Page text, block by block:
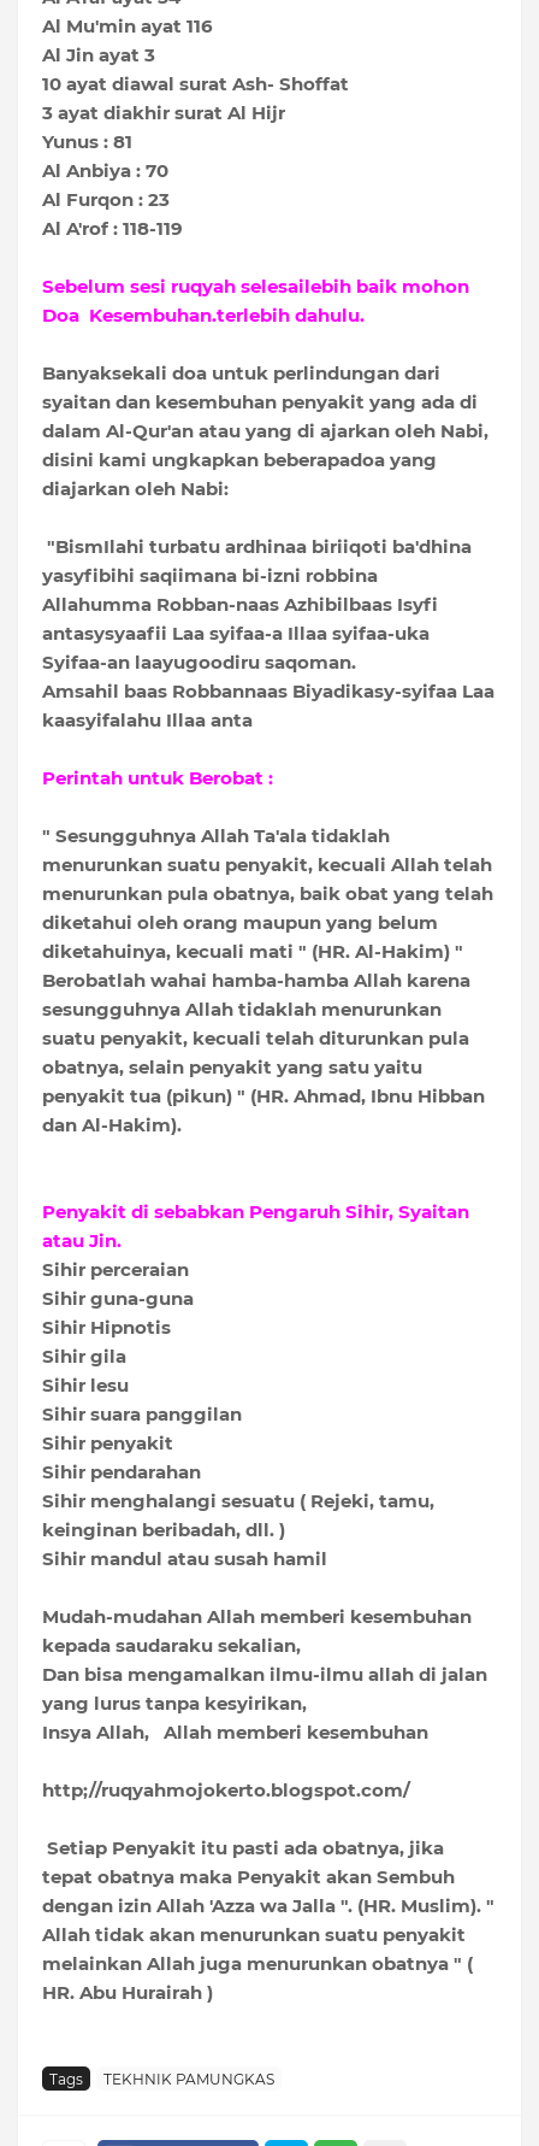
Al Mu'min ayat 116
Al Jin ayat 3
10 ayat diawal surat Ash- Shoffat
3 ayat diakhir surat Al Hijr
Yunus : 81
Al Anbiya : 70
Al Furqon : 23
Al A'rof : 118-119
Sebelum sesi ruqyah selesailebih baik mohon
Doa Kesembuhan.terlebih dahulu.
Banyaksekali doa untuk perlindungan dari
syaitan dan kesembuhan penyakit yang ada di
dalam Al-Qur'an atau yang di ajarkan oleh Nabi,
disini kami ungkapkan beberapadoa yang
diajarkan oleh Nabi:
"BismIlahi turbatu ardhinaa biriiqoti ba'dhina
yasyfibihi saqiimana bi-izni robbina
Allahumma Robban-naas Azhibilbaas Isyfi
antasysyaafii Laa syifaa-a Illaa syifaa-uka
Syifaa-an laayugoodiru saqoman.
Amsahil baas Robbannaas Biyadikasy-syifaa Laa
kaasyifalahu Illaa anta
Perintah untuk Berobat :
" Sesungguhnya Allah Ta'ala tidaklah
menurunkan suatu penyakit, kecuali Allah telah
menurunkan pula obatnya, baik obat yang telah
diketahui oleh orang maupun yang belum
diketahuinya, kecuali mati " (HR. Al-Hakim) "
Berobatlah wahai hamba-hamba Allah karena
sesungguhnya Allah tidaklah menurunkan
suatu penyakit, kecuali telah diturunkan pula
obatnya, selain penyakit yang satu yaitu
penyakit tua (pikun) " (HR. Ahmad, Ibnu Hibban
dan Al-Hakim).
Penyakit di sebabkan Pengaruh Sihir, Syaitan
atau Jin.
Sihir perceraian
Sihir guna-guna
Sihir Hipnotis
Sihir gila
Sihir lesu
Sihir suara panggilan
Sihir penyakit
Sihir pendarahan
Sihir menghalangi sesuatu ( Rejeki, tamu,
keinginan beribadah, dll. )
Sihir mandul atau susah hamil
Mudah-mudahan Allah memberi kesembuhan
kepada saudaraku sekalian,
Dan bisa mengamalkan ilmu-ilmu allah di jalan
yang lurus tanpa kesyirikan,
Insya Allah, Allah memberi kesembuhan
http;//ruqyahmojokerto.blogspot.com/
Setiap Penyakit itu pasti ada obatnya, jika
tepat obatnya maka Penyakit akan Sembuh
dengan izin Allah 'Azza wa Jalla ". (HR. Muslim). "
Allah tidak akan menurunkan suatu penyakit
melainkan Allah juga menurunkan obatnya " (
HR. Abu Hurairah )
Tags TEKHNIK PAMUNGKAS